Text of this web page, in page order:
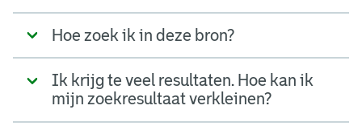
Hoe zoek ik in deze bron?
Ik krijg te veel resultaten. Hoe kan ik
mijn zoekresultaat verkleinen?